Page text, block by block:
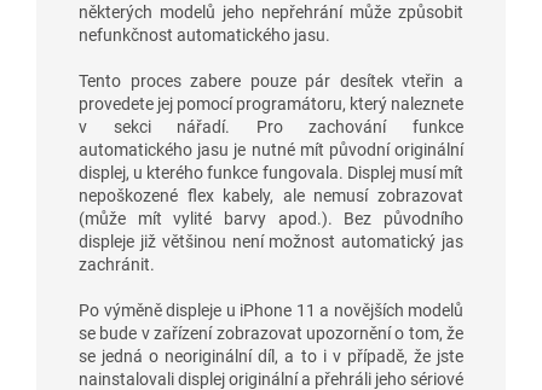
některých modelů jeho nepřehrání může způsobit
nefunkčnost automatického jasu.
Tento proces zabere pouze pár desítek vteřin a
provedete jej pomocí programátoru, který naleznete
v sekci nářadí. Pro zachování funkce
automatického jasu je nutné mít původní originální
displej, u kterého funkce fungovala. Displej musí mít
nepoškozené flex kabely, ale nemusí zobrazovat
(může mít vylité barvy apod.). Bez původního
displeje již většinou není možnost automatický jas
zachránit.
Po výměně displeje u iPhone 11 a novějších modelů
se bude v zařízení zobrazovat upozornění o tom, že
se jedná o neoriginální díl, a to i v případě, že jste
nainstalovali displej originální a přehráli jeho sériové